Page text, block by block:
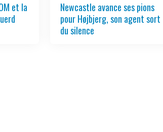
et la
Newcastle avance ses pions
pour Højbjerg, son agent sort
du silence